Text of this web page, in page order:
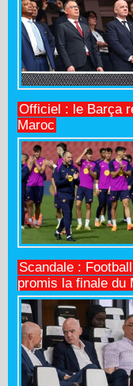
Officiel : le Barça
Maroc
Scandale :
promis la finale du